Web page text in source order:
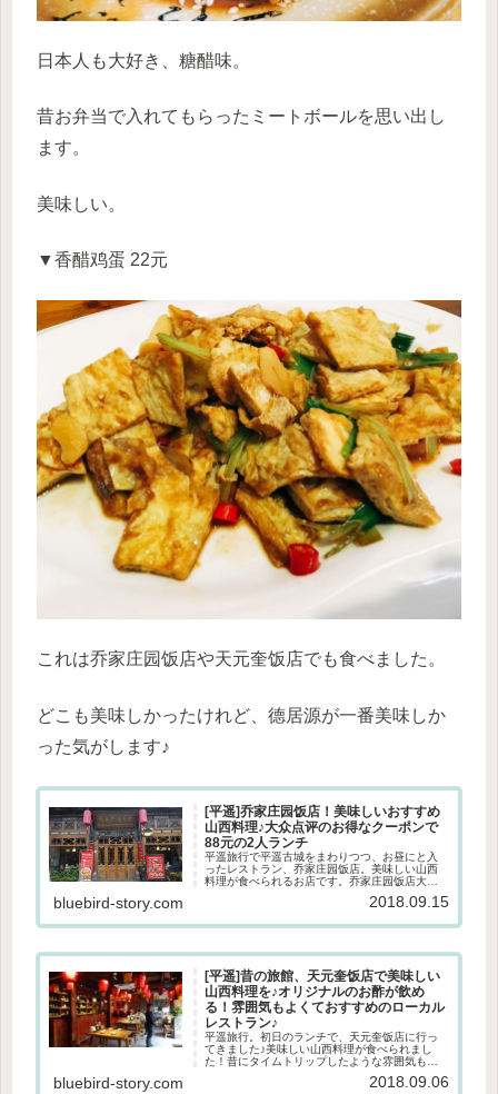
日本人も大好き、糖醋味。
昔お弁当で入れてもらったミートボールを思い出し
ます。
美味しい。
▼香醋鸡蛋 22元
これは乔家庄园饭店や天元奎饭店でも食べました。
どこも美味しかったけれど、德居源が一番美味しか
った気がします♪
[平遥]乔家庄园饭店！美味しいおすすめ
山西料理♪大众点评のお得なクーポンで
88元の2人ランチ
平遥旅行で平遥古城をまわりつつ、お昼にと入
ったレストラン、乔家庄园饭店。美味しい山西
料理が食べられるお店です。乔家庄园饭店大众
アプリ）で2人用のクーポンがあったので使って
bluebird-story.com 2018.09.15
[平遥]昔の旅館、天元奎饭店で美味しい
山西料理を♪オリジナルのお酢が飲め
る！雰囲気もよくておすすめのローカル
レストラン♪
平遥旅行。初日のランチで、天元奎饭店に行っ
てきました♪美味しい山西料理が食べられまし
た！昔にタイムトリップしたような雰囲気も最
高。平遥観光に行かれる方にはぜひ行っていた
だきたいお店です。天元奎饭店古城内にあるお
bluebird-story.com 2018.09.06